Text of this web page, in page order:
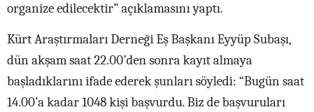
organize edilecektir” açıklamasını yaptı.
Kürt Araştırmaları Derneği Eş Başkanı Eyyüp Subaşı,
dün akşam saat 22.00’den sonra kayıt almaya
başladıklarını ifade ederek şunları söyledi: “Bugün saat
14.00’a kadar 1048 kişi başvurdu. Biz de başvuruları